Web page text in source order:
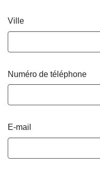
Ville
Numéro de téléphone
E-mail